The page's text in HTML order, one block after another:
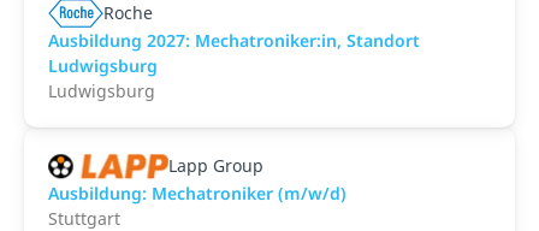
Roche
Ausbildung 2027: Mechatroniker:in, Standort
Ludwigsburg
Ludwigsburg
Lapp Group
Ausbildung: Mechatroniker (m/w/d)
Stuttgart